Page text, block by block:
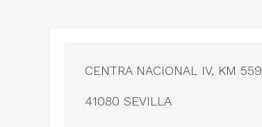
CENTRA NACIONAL IV, KM 559
41080 SEVILLA